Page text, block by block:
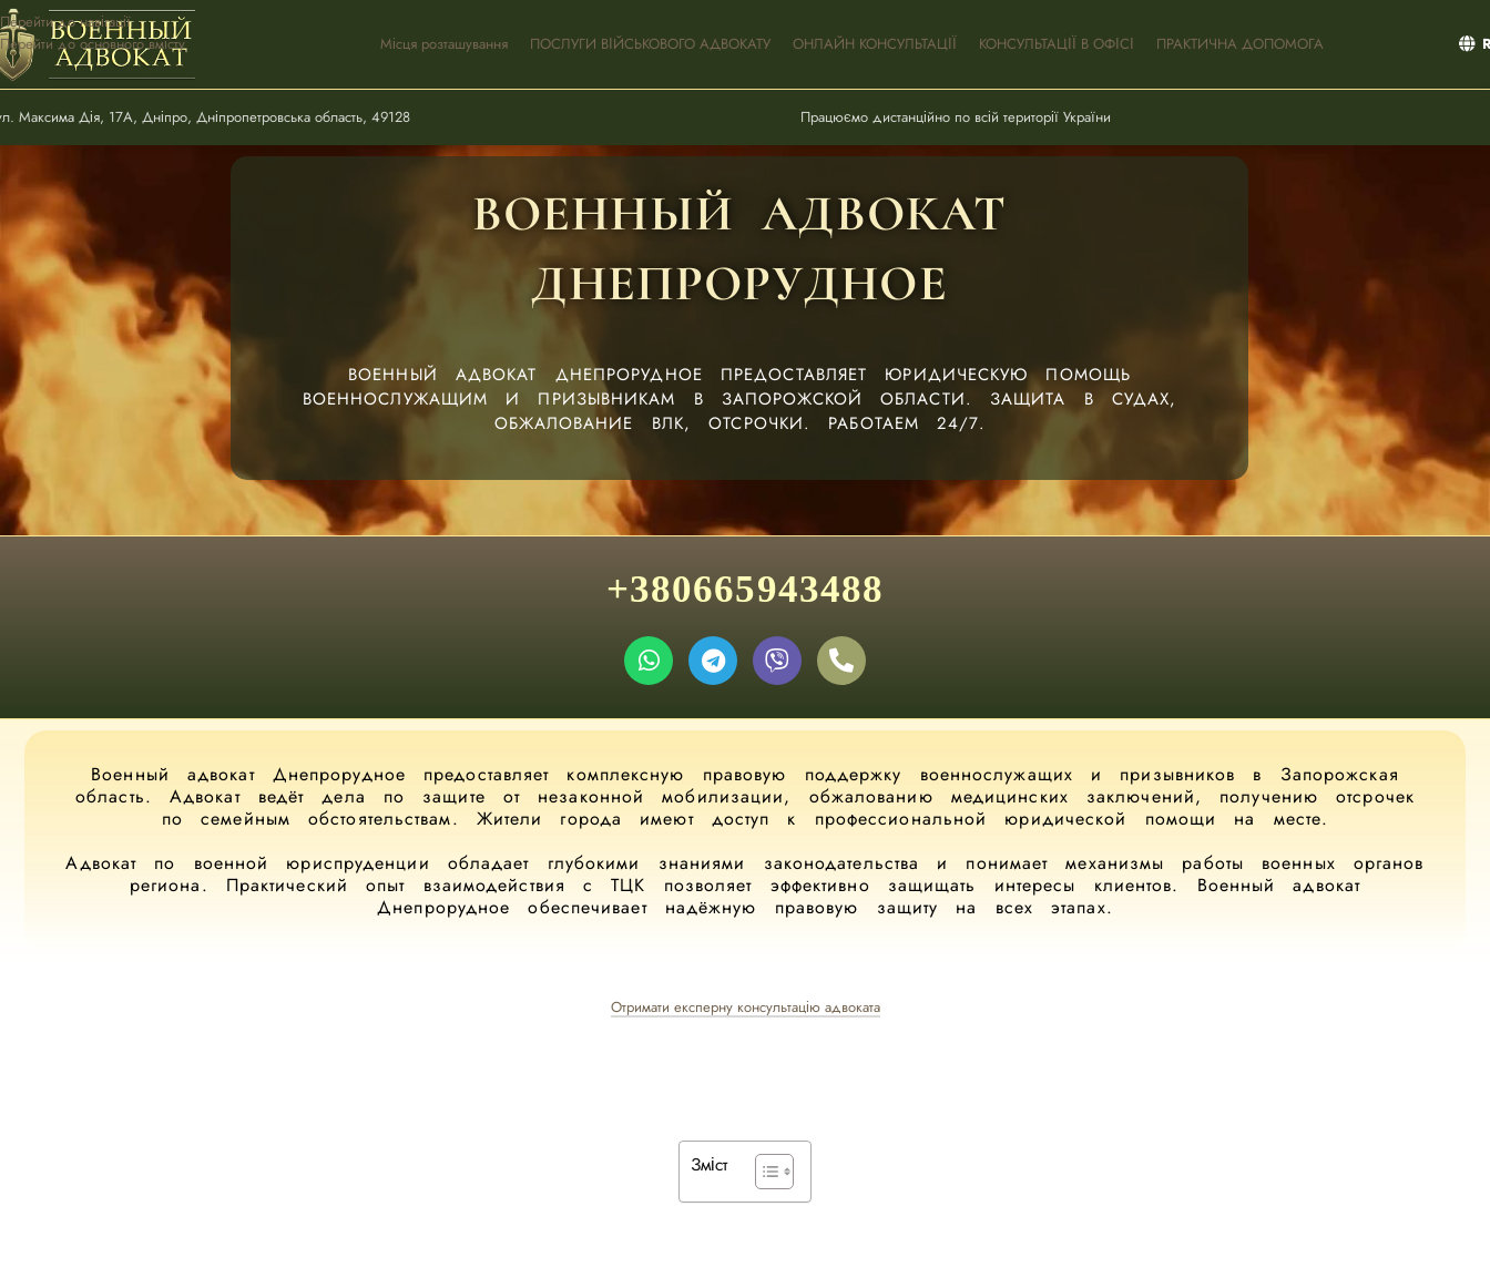
Перейти до навігації
Перейти до основного вмісту
Місця розташування ПОСЛУГИ ВІЙСЬКОВОГО АДВОКАТУ ОНЛАЙН КОНСУЛЬТАЦІЇ КОНСУЛЬТАЦІЇ В ОФІСІ ПРАКТИЧНА ДОПОМОГА
Максима Дія, 17А, Дніпро, Дніпропетровська область, 49128 Працюємо дистанційно по всій території України
ВОЕННЫЙ АДВОКАТ
ДНЕПРОРУДНОЕ
ВОЕННЫЙ АДВОКАТ ДНЕПРОРУДНОЕ ПРЕДОСТАВЛЯЕТ ЮРИДИЧЕСКУЮ ПОМОЩЬ
ВОЕННОСЛУЖАЩИМ И ПРИЗЫВНИКАМ В ЗАПОРОЖСКОЙ ОБЛАСТИ. ЗАЩИТА В СУДАХ,
ОБЖАЛОВАНИЕ ВЛК, ОТСРОЧКИ. РАБОТАЕМ 24/7.
+380665943488
Военный адвокат Днепрорудное предоставляет комплексную правовую поддержку военнослужащих и призывников в Запорожская
область. Адвокат ведёт дела по защите от незаконной мобилизации, обжалованию медицинских заключений, получению отсрочек
по семейным обстоятельствам. Жители города имеют доступ к профессиональной юридической помощи на месте.
Адвокат по военной юриспруденции обладает глубокими знаниями законодательства и понимает механизмы работы военных органов
региона. Практический опыт взаимодействия с ТЦК позволяет эффективно защищать интересы клиентов. Военный адвокат
Днепрорудное обеспечивает надёжную правовую защиту на всех этапах.
Отримати експерну консультацію адвоката
Зміст